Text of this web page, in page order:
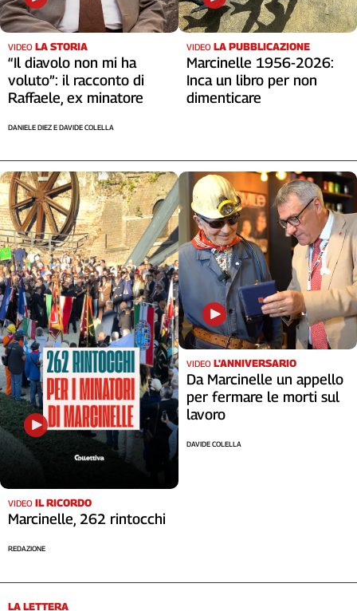
La
redazione
Newsletter
VIDEO LA STORIA
“Il diavolo non mi ha
voluto”: il racconto di
Raffaele, ex minatore
DANIELE DIEZ E DAVIDE COLELLA
VIDEO LA PUBBLICAZIONE
Marcinelle 1956-2026:
Inca un libro per non
dimenticare
VIDEO IL RICORDO
Marcinelle, 262 rintocchi
REDAZIONE
VIDEO L'ANNIVERSARIO
Da Marcinelle un appello
per fermare le morti sul
lavoro
DAVIDE COLELLA
LA LETTERA